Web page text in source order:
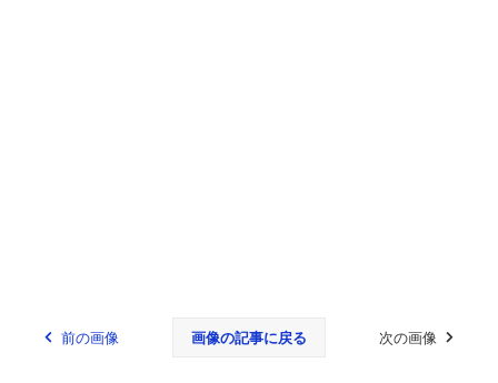
前の画像 画像の記事に戻る 次の画像